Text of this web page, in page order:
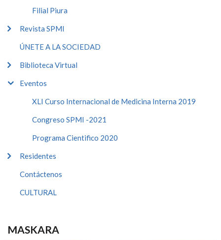
Filial Piura
Revista SPMI
ÚNETE A LA SOCIEDAD
Biblioteca Virtual
Eventos
XLI Curso Internacional de Medicina Interna 2019
Congreso SPMI -2021
Programa Cientifico 2020
Residentes
Contáctenos
CULTURAL
MASKARA